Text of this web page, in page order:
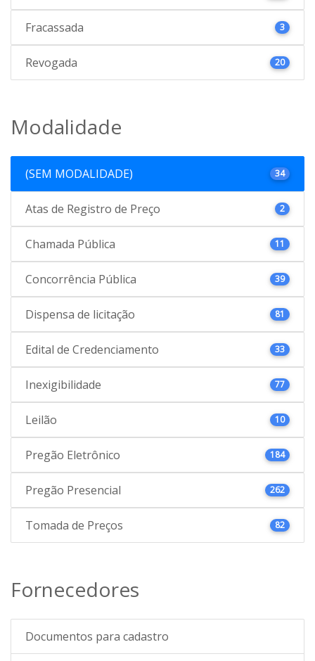
Fracassada 3
Revogada 20
Modalidade
(SEM MODALIDADE) 34
Atas de Registro de Preço 2
Chamada Pública 11
Concorrência Pública 39
Dispensa de licitação 81
Edital de Credenciamento 33
Inexigibilidade 77
Leilão 10
Pregão Eletrônico 184
Pregão Presencial 262
Tomada de Preços 82
Fornecedores
Documentos para cadastro